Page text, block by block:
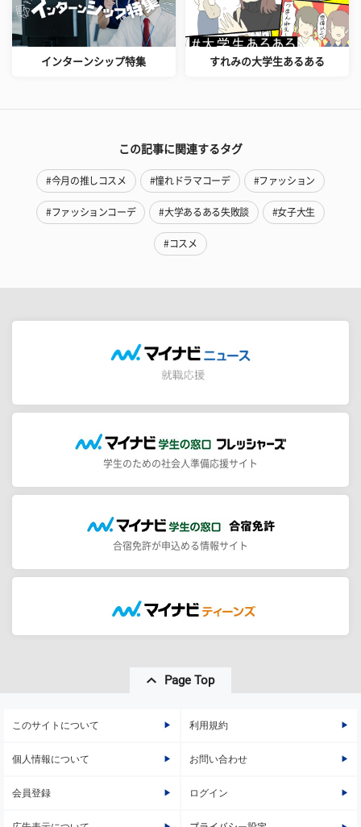
インターンシップ特集 すれみの大学生あるある
この記事に関連するタグ
#今月の推しコスメ #憧れドラマコーデ #ファッション
#ファッションコーデ #大学あるある失敗談 #女子大生
#コスメ
学生のための社会人準備応援サイト
合宿免許が申込める情報サイト
Page Top
このサイトについて 利用規約
個人情報について お問い合わせ
会員登録 ログイン